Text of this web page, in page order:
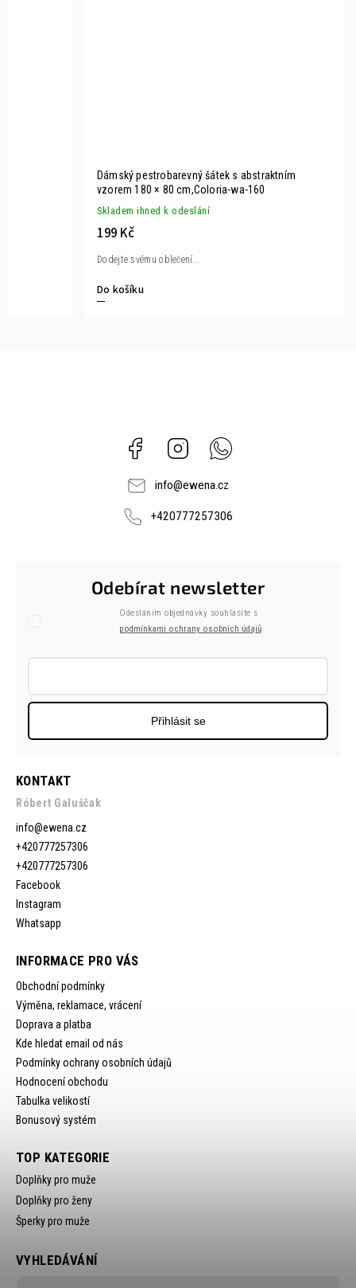
Dámský pestrobarevný šátek s abstraktním
vzorem 180 × 80 cm,Coloria-wa-160
Skladem ihned k odeslání
199 Kč
Do košíku
Dodejte svému oblečení...
Facebook Instagram
info@ewena.cz
+420777257306
KONTAKT
Róbert Galuščak
info@ewena.cz
+420777257306
+420777257306
Facebook
Instagram
Whatsapp
INFORMACE PRO VÁS
Obchodní podmínky
Výměna, reklamace, vrácení
Doprava a platba
Kde hledat email od nás
Podmínky ochrany osobních údajů
Hodnocení obchodu
Tabulka velikostí
Bonusový systém
Odebírat newsletter
Odesláním objednávky souhlasíte s
podmínkami ochrany osobních údajů
Přihlásit se
TOP KATEGORIE
Doplňky pro muže
Doplňky pro ženy
Šperky pro muže
VYHLEDÁVÁNÍ